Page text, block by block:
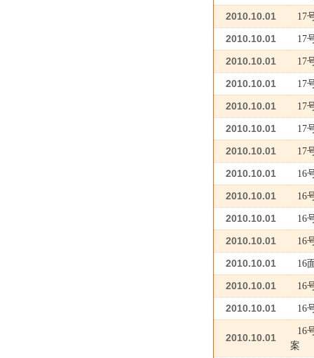
2010.10.01 17
2010.10.01 17
2010.10.01 17
2010.10.01 17
2010.10.01 17
2010.10.01 17
2010.10.01 17
2010.10.01 16
2010.10.01 16
2010.10.01 16
2010.10.01 16
2010.10.01 16
2010.10.01 16
2010.10.01 16
2010.10.01
16
案